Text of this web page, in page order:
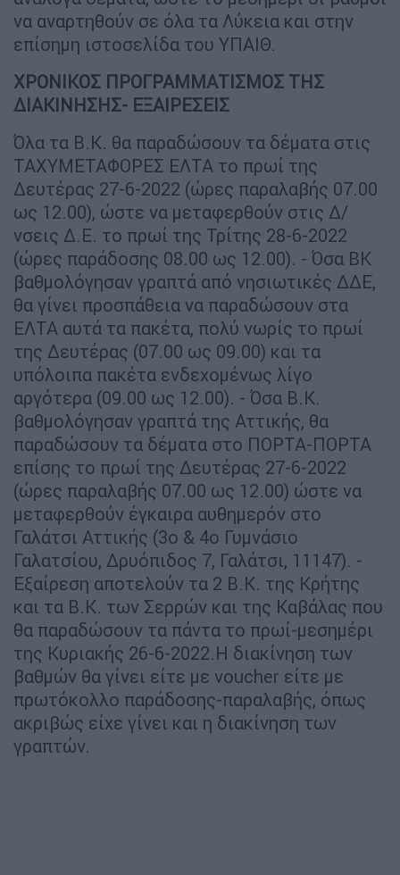
να αναρτηθούν σε όλα τα Λύκεια και στην
επίσημη ιστοσελίδα του ΥΠΑΙΘ.
ΧΡΟΝΙΚΟΣ ΠΡΟΓΡΑΜΜΑΤΙΣΜΟΣ ΤΗΣ
ΔΙΑΚΙΝΗΣΗΣ- ΕΞΑΙΡΕΣΕΙΣ
Όλα τα Β.Κ. θα παραδώσουν τα δέματα στις
ΤΑΧΥΜΕΤΑΦΟΡΕΣ ΕΛΤΑ το πρωί της
Δευτέρας 27-6-2022 (ώρες παραλαβής 07.00
ως 12.00), ώστε να μεταφερθούν στις Δ/
νσεις Δ.Ε. το πρωί της Τρίτης 28-6-2022
(ώρες παράδοσης 08.00 ως 12.00). - Όσα ΒΚ
βαθμολόγησαν γραπτά από νησιωτικές ΔΔΕ,
θα γίνει προσπάθεια να παραδώσουν στα
ΕΛΤΑ αυτά τα πακέτα, πολύ νωρίς το πρωί
της Δευτέρας (07.00 ως 09.00) και τα
υπόλοιπα πακέτα ενδεχομένως λίγο
αργότερα (09.00 ως 12.00). - Όσα Β.Κ.
βαθμολόγησαν γραπτά της Αττικής, θα
παραδώσουν τα δέματα στο ΠΟΡΤΑ-ΠΟΡΤΑ
επίσης το πρωί της Δευτέρας 27-6-2022
(ώρες παραλαβής 07.00 ως 12.00) ώστε να
μεταφερθούν έγκαιρα αυθημερόν στο
Γαλάτσι Αττικής (3ο & 4ο Γυμνάσιο
Γαλατσίου, Δρυόπιδος 7, Γαλάτσι, 11147). -
Εξαίρεση αποτελούν τα 2 Β.Κ. της Κρήτης
και τα Β.Κ. των Σερρών και της Καβάλας που
θα παραδώσουν τα πάντα το πρωί-μεσημέρι
της Κυριακής 26-6-2022.Η διακίνηση των
βαθμών θα γίνει είτε με voucher είτε με
πρωτόκολλο παράδοσης-παραλαβής, όπως
ακριβώς είχε γίνει και η διακίνηση των
γραπτών.